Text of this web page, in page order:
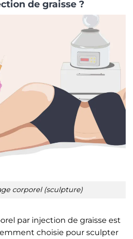
de graisse ?
corporel (sculpture)
par injection de graisse est
choisie pour sculpter